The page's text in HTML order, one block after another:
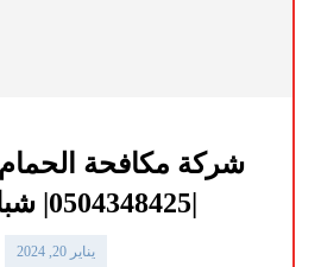
شركة مكافحة
يناير 20, 2024